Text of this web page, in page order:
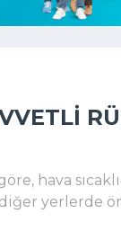
hava
diğer yerlerde